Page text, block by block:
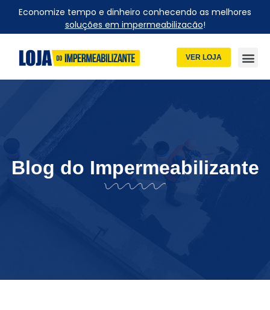
Economize tempo e dinheiro conhecendo as melhores
soluções em impermeabilizacão!
VER LOJA
Blog do Impermeabilizante